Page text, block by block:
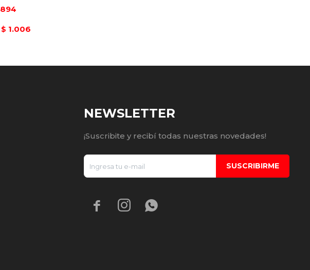
894
$ 1.006
NEWSLETTER
¡Suscribite y recibí todas nuestras novedades!
SUSCRIBIRME
  